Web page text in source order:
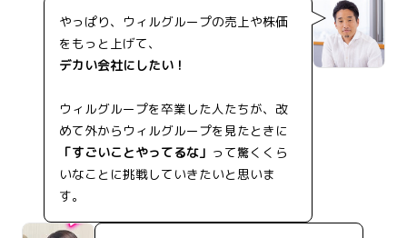
やっぱり、ウィルグループの売上や株価
をもっと上げて、
デカい会社にしたい！
ウィルグループを卒業した人たちが、改
めて外からウィルグループを見たときに
「すごいことやってるな」 って驚くくら
いなことに挑戦していきたいと思いま
す。